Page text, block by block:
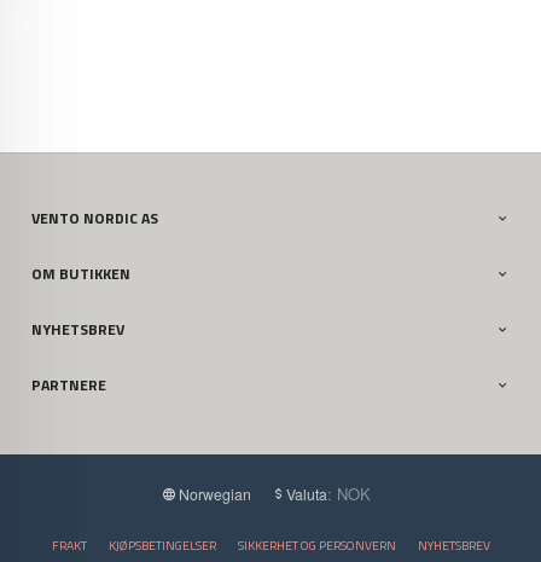
VENTO NORDIC AS
OM BUTIKKEN
NYHETSBREV
PARTNERE
Norwegian Valuta: NOK
FRAKT KJØPSBETINGELSER SIKKERHET OG PERSONVERN NYHETSBREV